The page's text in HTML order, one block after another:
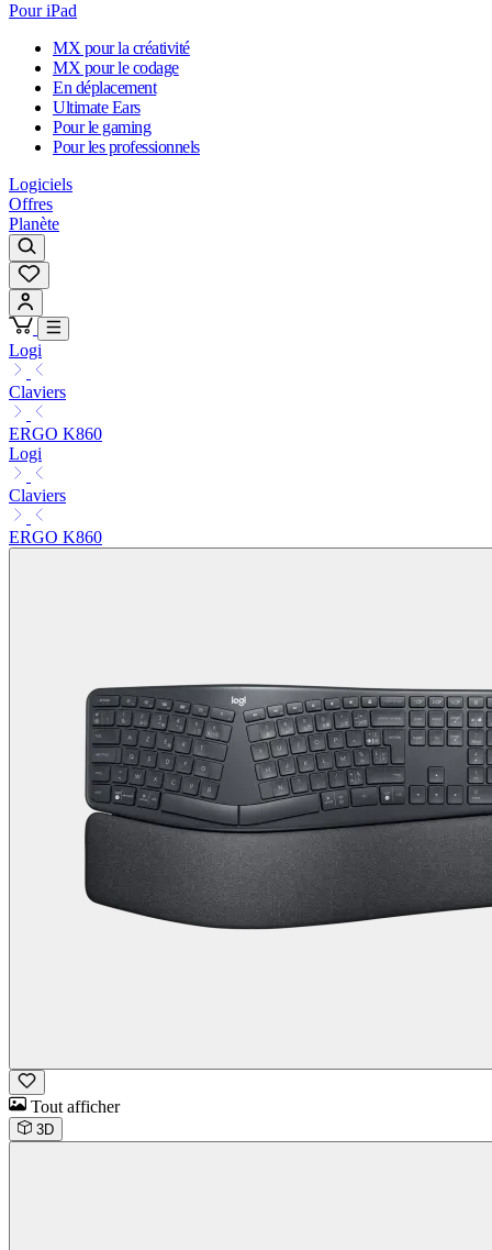
Pour iPad
MX pour la créativité
MX pour le codage
En déplacement
Ultimate Ears
Pour le gaming
Pour les professionnels
Logiciels
Offres
Planète
Logi
Claviers
ERGO K860
Logi
Claviers
ERGO K860
Tout afficher
3D